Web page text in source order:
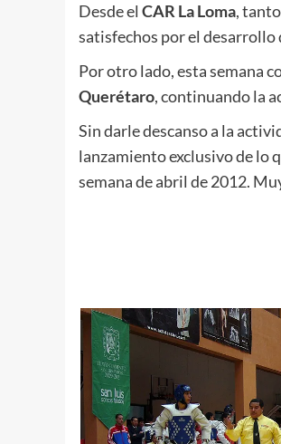
Desde el CAR La Loma,
satisfechos por el desarrollo
Por otro lado, esta semana
Querétaro, continuando la
Sin darle descanso a la
lanzamiento exclusivo de lo
semana de abril de 2012.